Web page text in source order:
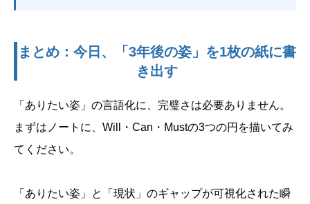
まとめ：今日、「3年後の姿」を1枚の紙に書
き出す
「ありたい姿」の言語化に、完璧さは必要ありません。
まずはノートに、Will・Can・Mustの3つの円を描いてみ
てください。
「ありたい姿」と「現状」のギャップが可視化された瞬